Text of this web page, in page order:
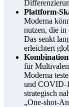
Plattform-
Moderna
nutzen, die in
Das senkt
erleichtert
für
Moderna
und
strategisch
„One-